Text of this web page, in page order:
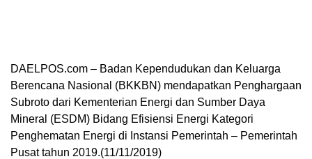
DAELPOS.com – Badan Kependudukan dan Keluarga
Berencana Nasional (BKKBN) mendapatkan Penghargaan
Subroto dari Kementerian Energi dan Sumber Daya
Mineral (ESDM) Bidang Efisiensi Energi Kategori
Penghematan Energi di Instansi Pemerintah – Pemerintah
Pusat tahun 2019.(11/11/2019)